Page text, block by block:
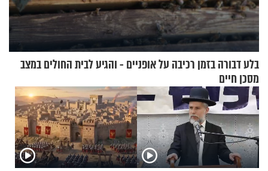
בלע דבורה בזמן רכיבה על אופניים - והגיע לבית החולים במצב
מסכן חיים